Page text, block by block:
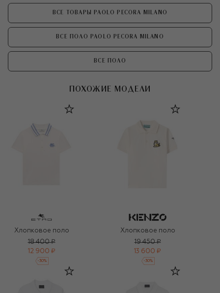
ВСЕ ТОВАРЫ PAOLO PECORA MILANO
ВСЕ ПОЛО PAOLO PECORA MILANO
ВСЕ ПОЛО
ПОХОЖИЕ МОДЕЛИ
Хлопковое поло
18 400 ₽
12 900 ₽
-30%
Хлопковое поло
19 450 ₽
13 600 ₽
-30%